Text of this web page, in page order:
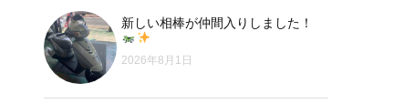
新しい相棒が仲間入りしました！
2026年8月1日